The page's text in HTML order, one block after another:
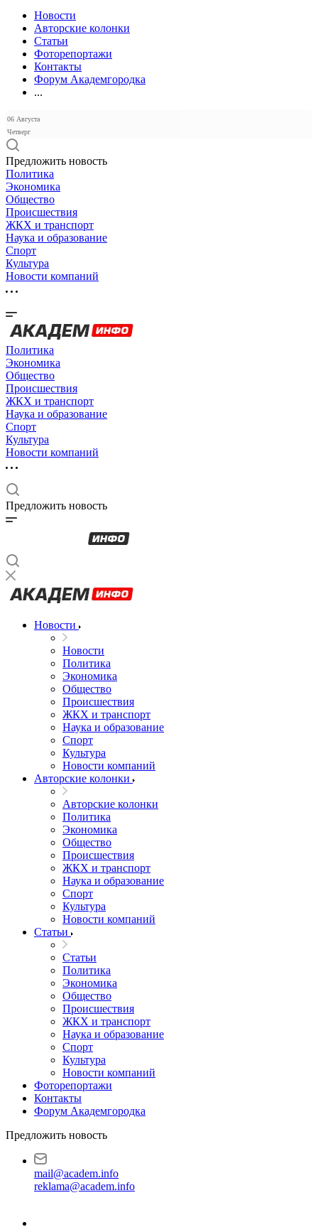
Новости
Авторские колонки
Статьи
Фоторепортажи
Контакты
Форум Академгородка
...
06 Августа
Четверг
Предложить новость
Политика
Экономика
Общество
Происшествия
ЖКХ и транспорт
Наука и образование
Спорт
Культура
Новости компаний
Политика
Экономика
Общество
Происшествия
ЖКХ и транспорт
Наука и образование
Спорт
Культура
Новости компаний
Предложить новость
Новости
Новости
Политика
Экономика
Общество
Происшествия
ЖКХ и транспорт
Наука и образование
Спорт
Культура
Новости компаний
Авторские колонки
Авторские колонки
Политика
Экономика
Общество
Происшествия
ЖКХ и транспорт
Наука и образование
Спорт
Культура
Новости компаний
Статьи
Статьи
Политика
Экономика
Общество
Происшествия
ЖКХ и транспорт
Наука и образование
Спорт
Культура
Новости компаний
Фоторепортажи
Контакты
Форум Академгородка
Предложить новость
mail@academ.info
reklama@academ.info